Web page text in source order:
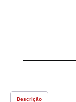
Descrição